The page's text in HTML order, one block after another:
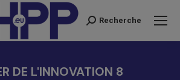
Recherche
Recherche
DE L'INNOVATION 8